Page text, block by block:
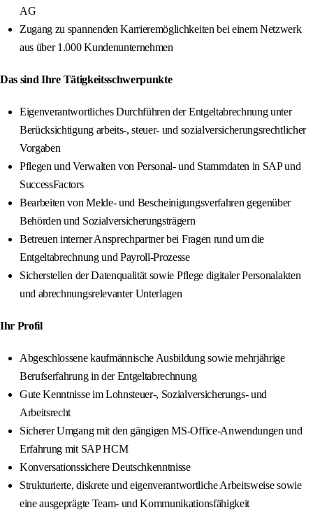
AG
Zugang zu spannenden Karrieremöglichkeiten bei einem Netzwerk
aus über 1.000 Kundenunternehmen
Das sind Ihre Tätigkeitsschwerpunkte
Eigenverantwortliches Durchführen der Entgeltabrechnung unter
Berücksichtigung arbeits-, steuer- und sozialversicherungsrechtlicher
Vorgaben
Pflegen und Verwalten von Personal- und Stammdaten in SAP und
SuccessFactors
Bearbeiten von Melde- und Bescheinigungsverfahren gegenüber
Behörden und Sozialversicherungsträgern
Betreuen interner Ansprechpartner bei Fragen rund um die
Entgeltabrechnung und Payroll-Prozesse
Sicherstellen der Datenqualität sowie Pflege digitaler Personalakten
und abrechnungsrelevanter Unterlagen
Ihr Profil
Abgeschlossene kaufmännische Ausbildung sowie mehrjährige
Berufserfahrung in der Entgeltabrechnung
Gute Kenntnisse im Lohnsteuer-, Sozialversicherungs- und
Arbeitsrecht
Sicherer Umgang mit den gängigen MS-Office-Anwendungen und
Erfahrung mit SAP HCM
Konversationssichere Deutschkenntnisse
Strukturierte, diskrete und eigenverantwortliche Arbeitsweise sowie
eine ausgeprägte Team- und Kommunikationsfähigkeit